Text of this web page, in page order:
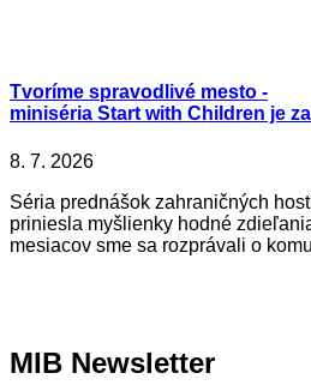
Tvoríme spravodlivé mesto -
miniséria Start with Children je
8. 7. 2026
Séria prednášok zahraničných
priniesla myšlienky hodné
mesiacov sme sa rozprávali o
MIB Newsletter